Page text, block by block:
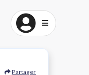
Partager